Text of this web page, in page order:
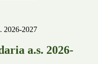
2026-2027
a.s. 2026-